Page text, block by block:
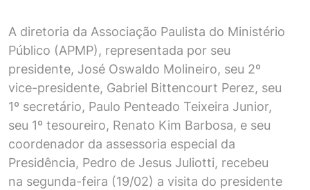
A diretoria da Associação Paulista do Ministério
Público (APMP), representada por seu
presidente, José Oswaldo Molineiro, seu 2º
vice-presidente, Gabriel Bittencourt Perez, seu
1º secretário, Paulo Penteado Teixeira Junior,
seu 1º tesoureiro, Renato Kim Barbosa, e seu
coordenador da assessoria especial da
Presidência, Pedro de Jesus Juliotti, recebeu
na segunda-feira (19/02) a visita do presidente